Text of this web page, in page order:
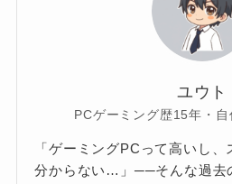
ユウト
PCゲーミング歴15年・
「ゲーミングPCって高いし、
分からない…」──そんな過去